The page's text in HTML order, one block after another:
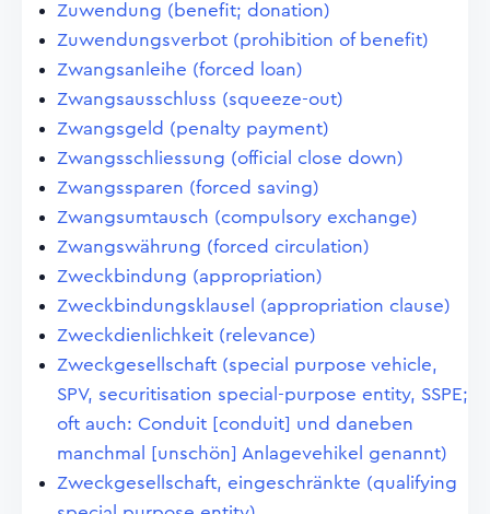
Zuwendung (benefit; donation)
Zuwendungsverbot (prohibition of benefit)
Zwangsanleihe (forced loan)
Zwangsausschluss (squeeze-out)
Zwangsgeld (penalty payment)
Zwangsschliessung (official close down)
Zwangssparen (forced saving)
Zwangsumtausch (compulsory exchange)
Zwangswährung (forced circulation)
Zweckbindung (appropriation)
Zweckbindungsklausel (appropriation clause)
Zweckdienlichkeit (relevance)
Zweckgesellschaft (special purpose vehicle,
SPV, securitisation special-purpose entity, SSPE;
oft auch: Conduit [conduit] und daneben
manchmal [unschön] Anlagevehikel genannt)
Zweckgesellschaft, eingeschränkte (qualifying